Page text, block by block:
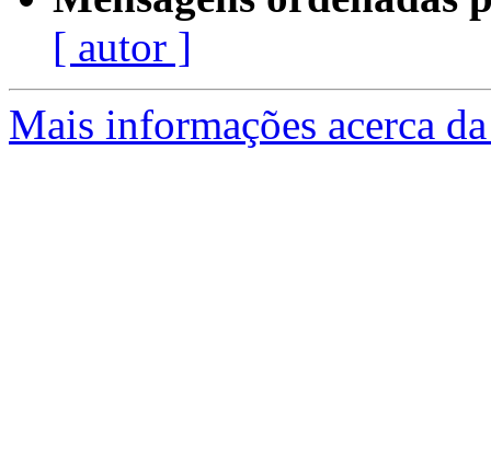
[ autor ]
Mais informações acerca